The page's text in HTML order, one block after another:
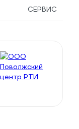
СЕРВИС